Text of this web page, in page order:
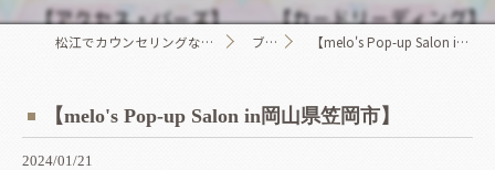
松江でカウンセリングならikoisalon melo ブログ 【melo's Pop-up Salon in岡山県笠岡市】
【melo's Pop-up Salon in岡山県笠岡市】
2024/01/21